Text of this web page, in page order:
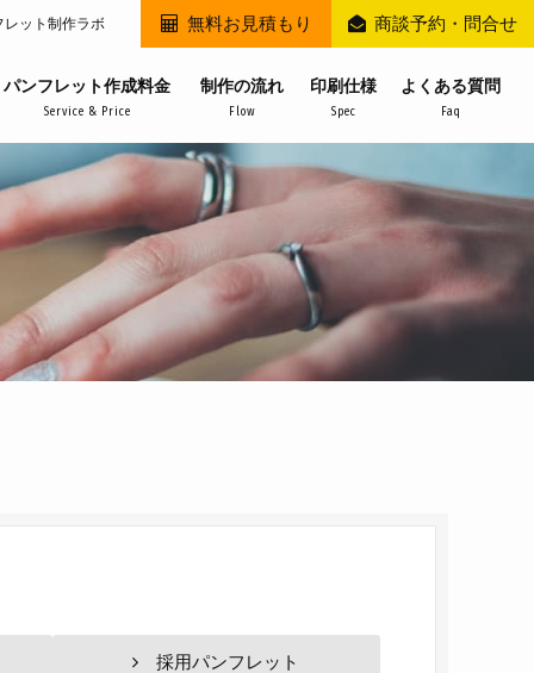
レット制作ラボ
パンフレット作成料金
Service & Price
制作の流れ
Flow
印刷仕様
Spec
よくある質問
Faq
無料お見積もり 商談予約・問合せ
採用パンフレット